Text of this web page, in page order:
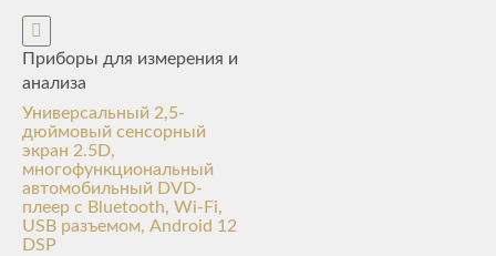
Приборы для измерения и
анализа
Универсальный 2,5-
дюймовый сенсорный
экран 2.5D,
многофункциональный
автомобильный DVD-
плеер с Bluetooth, Wi-Fi,
USB разъемом, Android 12
DSP